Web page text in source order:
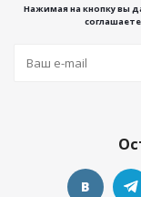
Нажимая на кнопку вы